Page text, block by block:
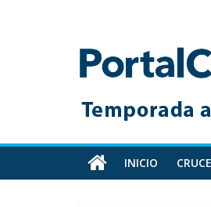
Toda
información
cruceros
en
un
INICIO